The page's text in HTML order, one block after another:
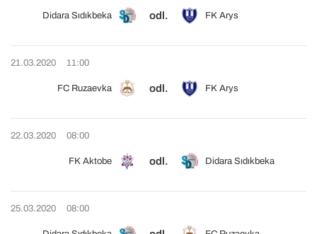
Didara Sıdıkbeka odl. FK Arys
21.03.2020 11:00
FC Ruzaevka odl. FK Arys
22.03.2020 08:00
FK Aktobe odl. Didara Sıdıkbeka
25.03.2020 08:00